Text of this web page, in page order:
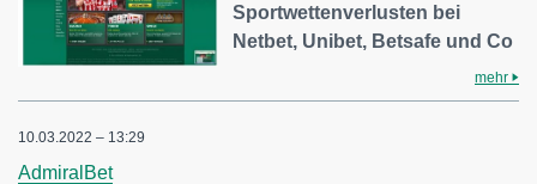
Sportwettenverlusten bei
Netbet, Unibet, Betsafe und Co
mehr
10.03.2022 – 13:29
AdmiralBet